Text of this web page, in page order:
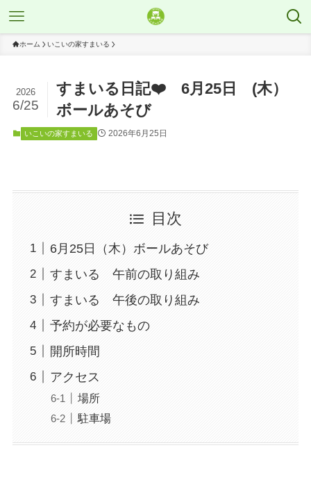
ホーム いこいの家すまいる
すまいる日記❤️ 6月25日 (木）
ボールあそび
2026
6/25
いこいの家すまいる 2026年6月25日
目次
6月25日（木）ボールあそび
すまいる 午前の取り組み
すまいる 午後の取り組み
予約が必要なもの
開所時間
アクセス
場所
駐車場